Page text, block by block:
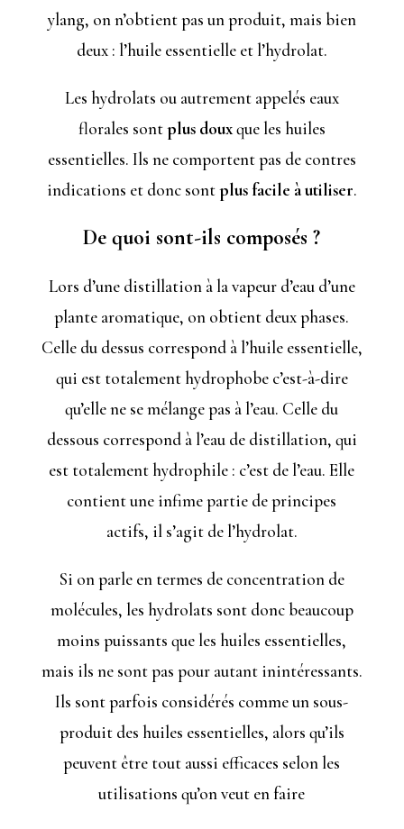
ylang, on n’obtient pas un produit, mais bien
deux : l’huile essentielle et l’hydrolat.
Les hydrolats ou autrement appelés eaux
florales sontplus douxque les huiles
essentielles. Ils ne comportent pas de contres
indications et donc sontplus facile à utiliser.
De quoi sont-ils composés ?
Lors d’une distillation à la vapeur d’eau d’une
plante aromatique, on obtient deux phases.
Celle du dessus correspond à l’huile essentielle,
qui est totalement hydrophobe c’est-à-dire
qu’elle ne se mélange pas à l’eau. Celle du
dessous correspond à l’eau de distillation, qui
est totalement hydrophile : c’est de l’eau. Elle
contient une infime partie de principes
actifs, il s’agit de l’hydrolat.
Si on parle en termes de concentration de
molécules, les hydrolats sont donc beaucoup
moins puissants que les huiles essentielles,
mais ils ne sont pas pour autant inintéressants.
Ils sont parfois considérés comme un sous-
produit des huiles essentielles, alors qu’ils
peuvent être tout aussi efficaces selon les
utilisations qu’on veut en faire